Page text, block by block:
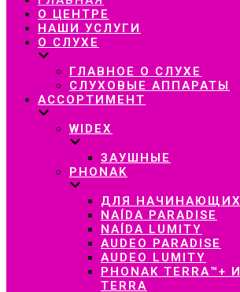
навигацию
О ЦЕНТРЕ
НАШИ УСЛУГИ
О СЛУХЕ
ГЛАВНОЕ О СЛУХЕ
СЛУХОВЫЕ АППАРАТЫ
АССОРТИМЕНТ
WIDEX
ЗАУШНЫЕ
PHONAK
ДЛЯ НАЧИНАЮЩИХ
NAÍDA PARADISE
NAÍDA LUMITY
AUDEO PARADISE
AUDEO LUMITY
PHONAK TERRA™+ И
TERRA